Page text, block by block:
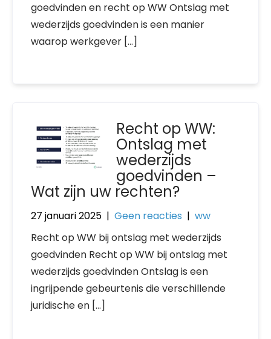
goedvinden en recht op WW Ontslag met
wederzijds goedvinden is een manier
waarop werkgever […]
Recht op WW:
Ontslag met
wederzijds
goedvinden –
Wat zijn uw rechten?
27 januari 2025 | Geen reacties | ww
Recht op WW bij ontslag met wederzijds
goedvinden Recht op WW bij ontslag met
wederzijds goedvinden Ontslag is een
ingrijpende gebeurtenis die verschillende
juridische en […]